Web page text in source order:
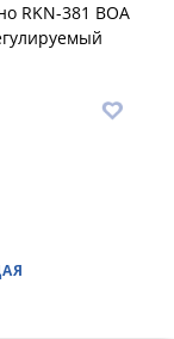
RKN-381 BOA